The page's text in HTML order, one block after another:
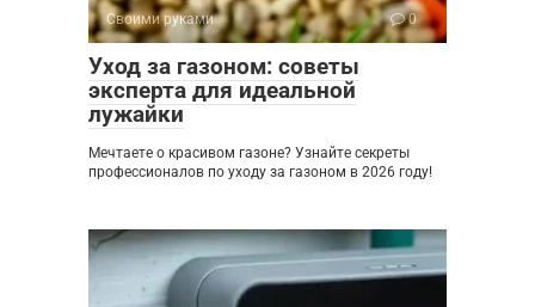
Своими руками 0
Уход за газоном: советы
эксперта для идеальной
лужайки
Мечтаете о красивом газоне? Узнайте секреты
профессионалов по уходу за газоном в 2026 году!